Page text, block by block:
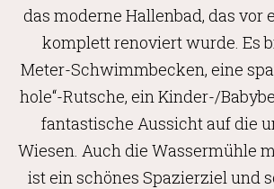
das moderne Hallenbad, das vor
komplett renoviert wurde. Es
Meter-Schwimmbecken, eine
hole“-Rutsche, ein Kinder-/
fantastische Aussicht auf die
Wiesen. Auch die Wassermühle
ist ein schönes Spazierziel und